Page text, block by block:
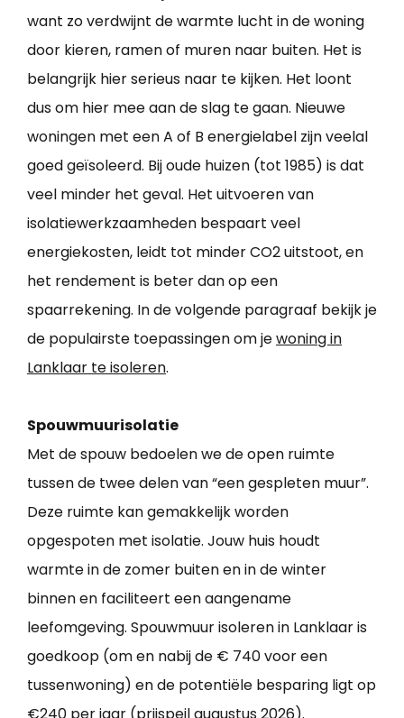
want zo verdwijnt de warmte lucht in de woning
door kieren, ramen of muren naar buiten. Het is
belangrijk hier serieus naar te kijken. Het loont
dus om hier mee aan de slag te gaan. Nieuwe
woningen met een A of B energielabel zijn veelal
goed geïsoleerd. Bij oude huizen (tot 1985) is dat
veel minder het geval. Het uitvoeren van
isolatiewerkzaamheden bespaart veel
energiekosten, leidt tot minder CO2 uitstoot, en
het rendement is beter dan op een
spaarrekening. In de volgende paragraaf bekijk je
de populairste toepassingen om jewoning in
Lanklaar te isoleren.
Spouwmuurisolatie
Met de spouw bedoelen we de open ruimte
tussen de twee delen van “een gespleten muur”.
Deze ruimte kan gemakkelijk worden
opgespoten met isolatie. Jouw huis houdt
warmte in de zomer buiten en in de winter
binnen en faciliteert een aangename
leefomgeving. Spouwmuur isoleren in Lanklaar is
goedkoop (om en nabij de € 740 voor een
tussenwoning) en de potentiële besparing ligt op